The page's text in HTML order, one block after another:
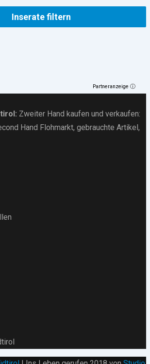
Inserate filtern
Partneranzeige ⓘ
: Zweiter Hand kaufen und verkaufen:
Hand Flohmarkt, gebrauchte Artikel ,